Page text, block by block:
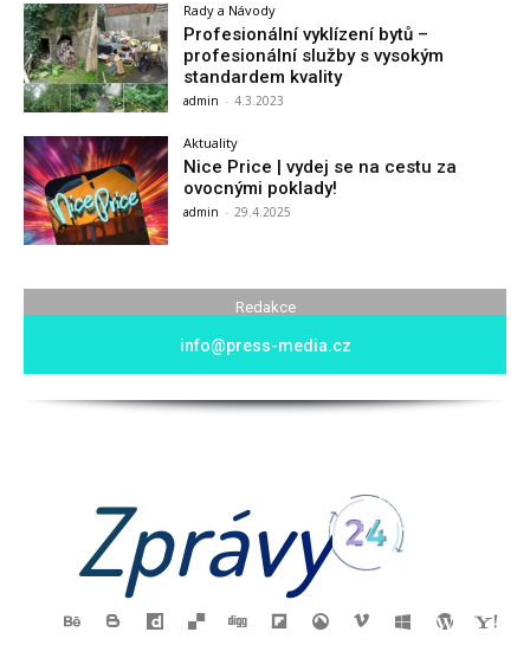
Rady a Návody
Profesionální vyklízení bytů –
profesionální služby s vysokým
standardem kvality
admin - 4.3.2023
Aktuality
Nice Price | vydej se na cestu za
ovocnými poklady!
admin - 29.4.2025
Redakce
info@press-media.cz
Zprávy